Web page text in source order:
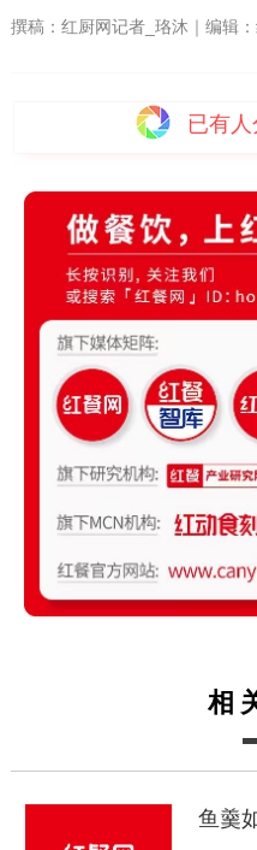
撰稿：红厨网记者_珞沐｜编辑
已有
相
鱼羹